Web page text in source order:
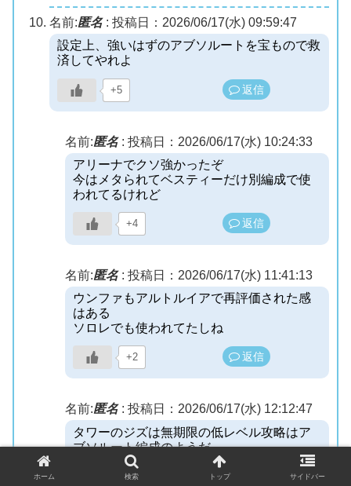
名前:匿名: 投稿日：2026/06/17(水) 09:59:47
設定上、強いはずのアブソルートを宝もので救
済してやれよ
+5 返信
名前:匿名: 投稿日：2026/06/17(水) 10:24:33
アリーナでクソ強かったぞ
今はメタられてベスティーだけ別編成で使
われてるけれど
+4 返信
名前:匿名: 投稿日：2026/06/17(水) 11:41:13
ウンファもアルトルイアで再評価された感
はある
ソロレでも使われてたしね
+2 返信
名前:匿名: 投稿日：2026/06/17(水) 12:12:47
タワーのジズは無期限の低レベル攻略はア
ブソルート編成のようだ
ただ戦闘力デバフがかかるタワーでアブソ
の連中をミハラやアンカーと同じぐらい育
ホーム 検索 トップ サイドバー